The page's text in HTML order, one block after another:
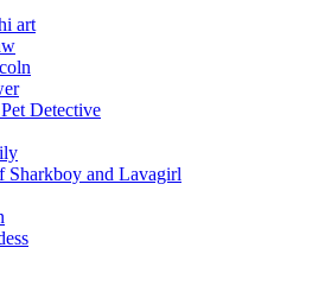
art
Detective
Sharkboy and Lavagirl